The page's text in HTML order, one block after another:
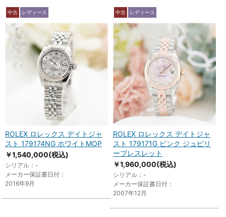
中古 レディース
ROLEX ロレックス デイトジャ
スト 179174NG ホワイトMOP
￥1,540,000(税込)
シリアル：-
メーカー保証書日付：
2016年9月
中古 レディース
ROLEX ロレックス デイトジャ
スト 179171G ピンク ジュビリ
ーブレスレット
￥1,960,000(税込)
シリアル：-
メーカー保証書日付：
2007年12月